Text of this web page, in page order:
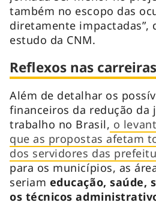
também no escopo das
diretamente impactadas”,
estudo da CNM.
Reflexos nas carreiras
Além de detalhar os
financeiros da redução da
trabalho no Brasil, o
que as propostas afetam
dos servidores das
para os municípios, as
seriam educação, saúde,
os técnicos